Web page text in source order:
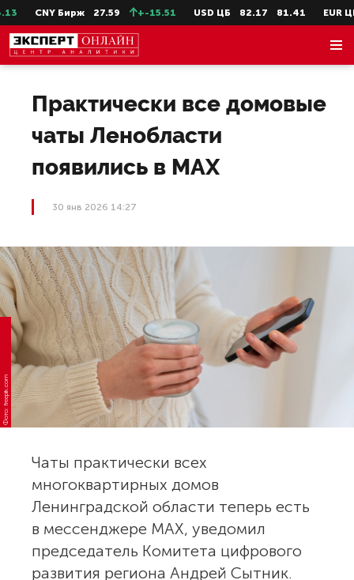
CNY Бирж 27.59 +-15.51 USD ЦБ 82.17 81.41 EUR ЦБ
Практически все домовые
чаты Ленобласти
появились в MAX
30 янв 2026 14:27
Фото: freepik.com
Чаты практически всех
многоквартирных домов
Ленинградской области теперь есть
в мессенджере MAX, уведомил
председатель Комитета цифрового
развития региона Андрей Сытник.